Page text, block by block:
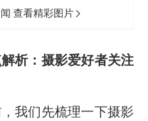
查看精彩图片
析：摄影爱好者关注
我们先梳理一下摄影